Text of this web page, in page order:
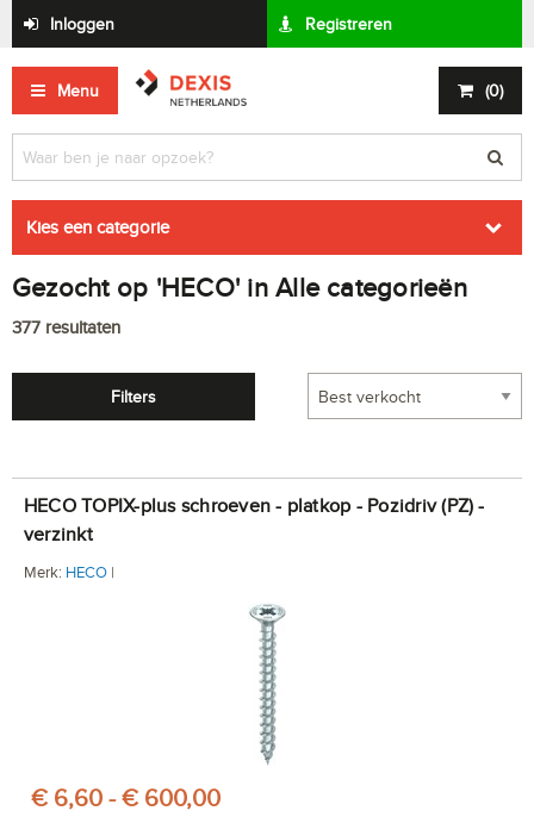
Inloggen Registreren
Menu (0)
Kies een categorie
Gezocht op 'HECO' in Alle categorieën
377 resultaten
Filters
HECO TOPIX-plus schroeven - platkop - Pozidriv (PZ) -
verzinkt
Merk: HECO |
€ 6,60 - € 600,00